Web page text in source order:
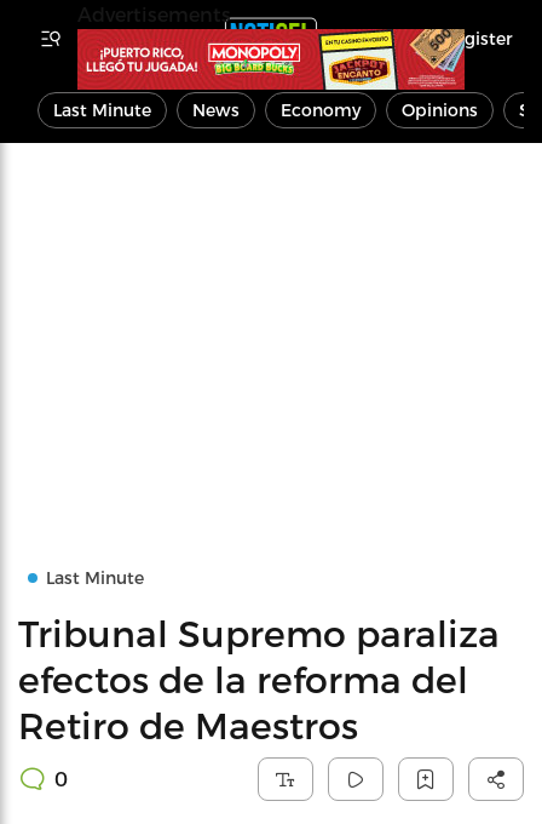
Register
Last Minute News Economy Opinions
Last Minute
Tribunal Supremo paraliza
efectos de la reforma del
Retiro de Maestros
0
Advertisements